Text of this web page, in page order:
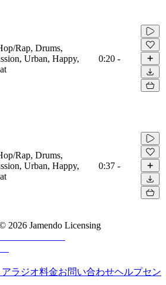
Rap, Drums,
Urban, Happy,
0:20 -
Rap, Drums,
Urban, Happy,
0:37 -
2026 Jamendo Licensing
ラジオ料金お問い合わせヘルプセン